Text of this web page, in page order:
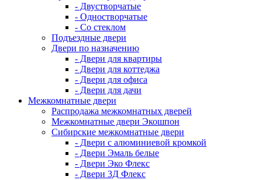
- Двустворчатые
- Одностворчатые
- Со стеклом
Подъездные двери
Двери по назначению
- Двери для квартиры
- Двери для коттеджа
- Двери для офиса
- Двери для дачи
Межкомнатные двери
Распродажа межкомнатных дверей
Межкомнатные двери Экошпон
Сибирские межкомнатные двери
- Двери с алюминиевой кромкой
- Двери Эмаль белые
- Двери Эко Флекс
- Двери 3Д Флекс